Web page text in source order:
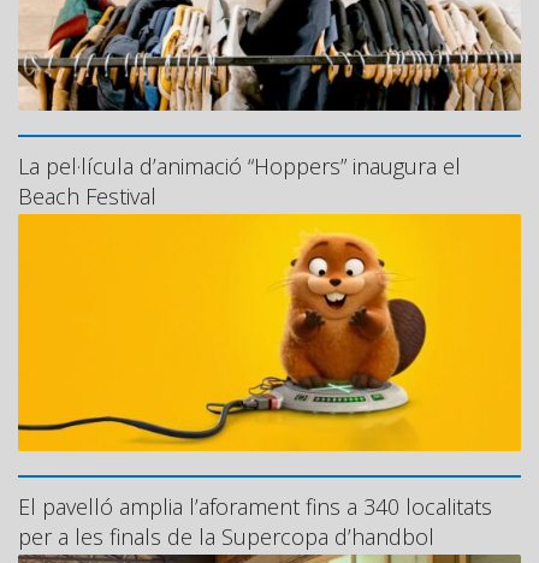
La pel·lícula d’animació “Hoppers” inaugura el
Beach Festival
El pavelló amplia l’aforament fins a 340 localitats
per a les finals de la Supercopa d’handbol